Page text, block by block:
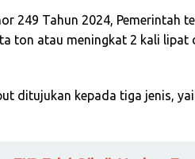
249 Tahun 2024, Pemerintah
ton atau meningkat 2 kali lipat
ditujukan kepada tiga jenis,